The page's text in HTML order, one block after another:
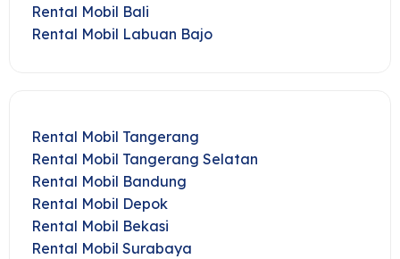
Rental Mobil Bali
Rental Mobil Labuan Bajo
Rental Mobil Tangerang
Rental Mobil Tangerang Selatan
Rental Mobil Bandung
Rental Mobil Depok
Rental Mobil Bekasi
Rental Mobil Surabaya